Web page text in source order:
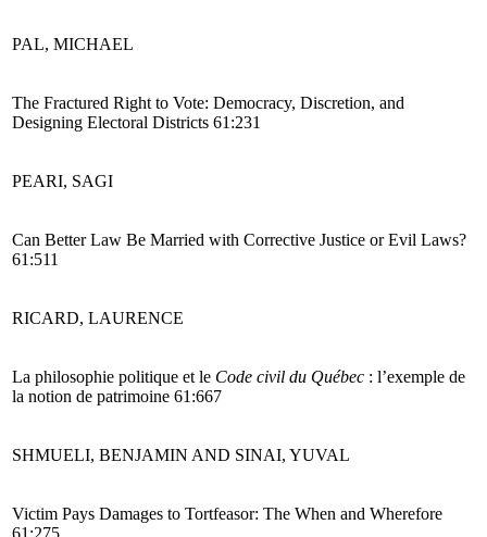
PAL, MICHAEL
The Fractured Right to Vote: Democracy, Discretion, and
Designing Electoral Districts 61:231
PEARI, SAGI
Can Better Law Be Married with Corrective Justice or Evil Laws?
61:511
RICARD, LAURENCE
La philosophie politique et le Code civil du Québec : l’exemple de
la notion de patrimoine 61:667
SHMUELI, BENJAMIN AND SINAI, YUVAL
Victim Pays Damages to Tortfeasor: The When and Wherefore